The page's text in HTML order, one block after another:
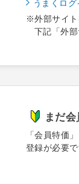
うまくロ
※外部サイト
下記「外
まだ
「会員特価
登録が必要